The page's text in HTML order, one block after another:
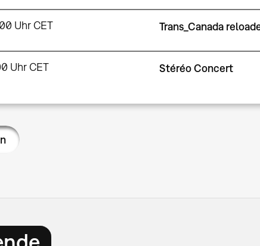
Uhr CET Trans_Canada
Uhr CET Stéréo Concert